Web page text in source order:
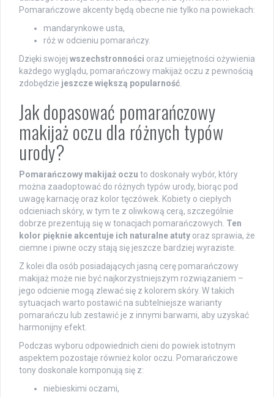
Pomarańczowe akcenty będą obecne nie tylko na powiekach:
mandarynkowe usta,
róż w odcieniu pomarańczy.
Dzięki swojej wszechstronności oraz umiejętności ożywienia
każdego wyglądu, pomarańczowy makijaż oczu z pewnością
zdobędzie jeszcze większą popularność
Jak dopasować pomarańczowy
makijaż oczu dla różnych typów
urody?
Pomarańczowy makijaż oczu to doskonały wybór, który
można zaadoptować do różnych typów urody, biorąc pod
uwagę karnację oraz kolor tęczówek. Kobiety o ciepłych
odcieniach skóry, w tym te z oliwkową cerą, szczególnie
dobrze prezentują się w tonacjach pomarańczowych. Ten
kolor pięknie akcentuje ich naturalne atuty oraz sprawia, że
ciemne i piwne oczy stają się jeszcze bardziej wyraziste.
Z kolei dla osób posiadających jasną cerę pomarańczowy
makijaż może nie być najkorzystniejszym rozwiązaniem –
jego odcienie mogą zlewać się z kolorem skóry. W takich
sytuacjach warto postawić na subtelniejsze warianty
pomarańczu lub zestawić je z innymi barwami, aby uzyskać
harmonijny efekt.
Podczas wyboru odpowiednich cieni do powiek istotnym
aspektem pozostaje również kolor oczu. Pomarańczowe
tony doskonale komponują się z:
niebieskimi oczami,